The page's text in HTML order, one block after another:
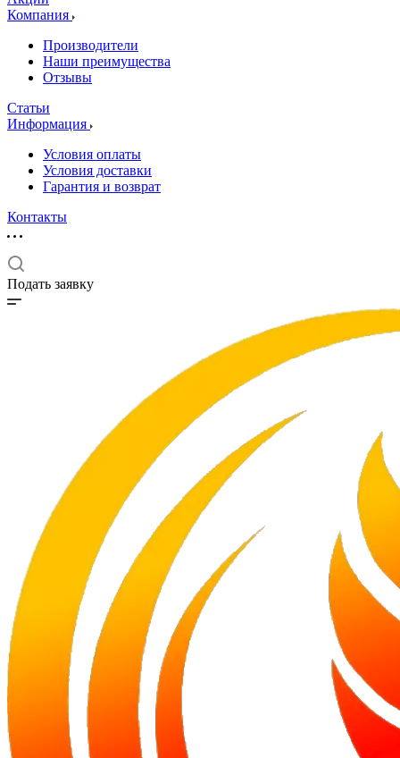
Компания
Производители
Наши преимущества
Отзывы
Статьи
Информация
Условия оплаты
Условия доставки
Гарантия и возврат
Контакты
Подать заявку